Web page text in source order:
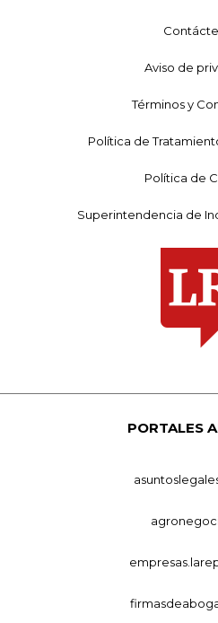
Aviso de
Términos y
Política de
Política de
Superintendencia de
PORTALES